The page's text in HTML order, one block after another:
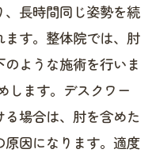
長時間同じ姿勢を続
す。整体院では、肘
ような施術を行いま
します。デスクワー
場合は、肘を含めた
因になります。適度